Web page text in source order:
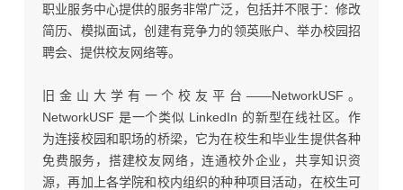
职业服务中心提供的服务非常广泛，包括并不限于：修改
简历、模拟面试，创建有竞争力的领英账户、举办校园招
聘会、提供校友网络等。
旧金山大学有一个校友平台——NetworkUSF 。
NetworkUSF 是一个类似 LinkedIn 的新型在线社区。 作
为连接校园和职场的桥梁，它为在校生和毕业生提供各种
免费服务，搭建校友网络，连通校外企业，共享知识资
源，再加上各学院和校内组织的种种项目活动， 在校生可